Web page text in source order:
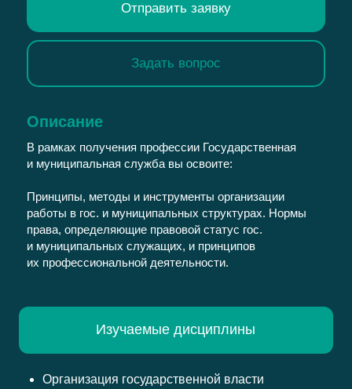
Отправить заявку
Задать вопрос
Описание
В рамках получения профессии Государственная
и муниципальная служба вы освоите:
Принципы, методы и инструменты организации
работы в гос. и муниципальных структурах. Нормы
права, определяющие правовой статус гос.
и муниципальных служащих, и принципов
их профессиональной деятельности.
Организация государственной власти
Изучаемые дисциплины